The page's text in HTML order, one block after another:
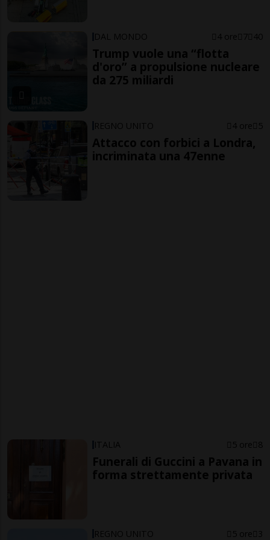
DAL MONDO 4 ore 7 40
Trump vuole una “flotta
d'oro” a propulsione nucleare
da 275 miliardi
REGNO UNITO 4 ore 5
Attacco con forbici a Londra,
incriminata una 47enne
ITALIA 5 ore 8
Funerali di Guccini a Pavana in
forma strettamente privata
REGNO UNITO 5 ore 3